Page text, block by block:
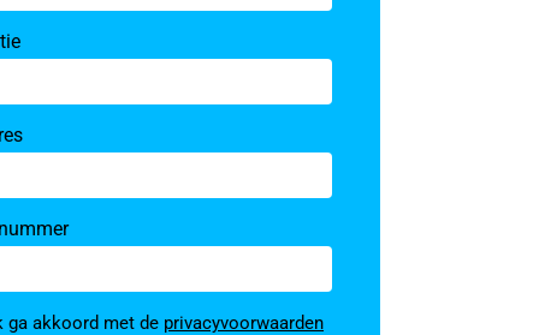
ga akkoord met de privacyvoorwaarden